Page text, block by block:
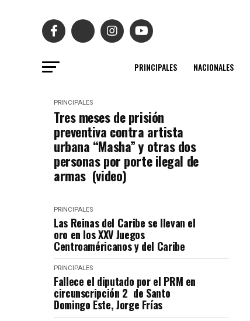
PRINCIPALES NACIONALES
PRINCIPALES
Tres meses de prisión
preventiva contra artista
urbana “Masha” y otras dos
personas por porte ilegal de
armas (video)
PRINCIPALES
Las Reinas del Caribe se llevan el
oro en los XXV Juegos
Centroaméricanos y del Caribe
PRINCIPALES
Fallece el diputado por el PRM en
circunscripción 2 de Santo
Domingo Este, Jorge Frías